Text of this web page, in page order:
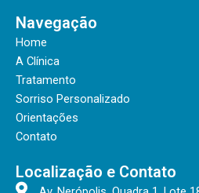
e
b
o
o
k
t
a
Navegação
Home
A Clínica
Tratamento
Sorriso Personalizado
Orientações
Contato
Localização e Contato